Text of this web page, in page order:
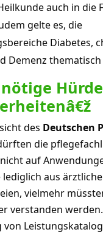
auch in die
gelte es, die
Diabetes,
Demenz
des Deutschen
die
auf
aus
vielmehr
verstanden
von